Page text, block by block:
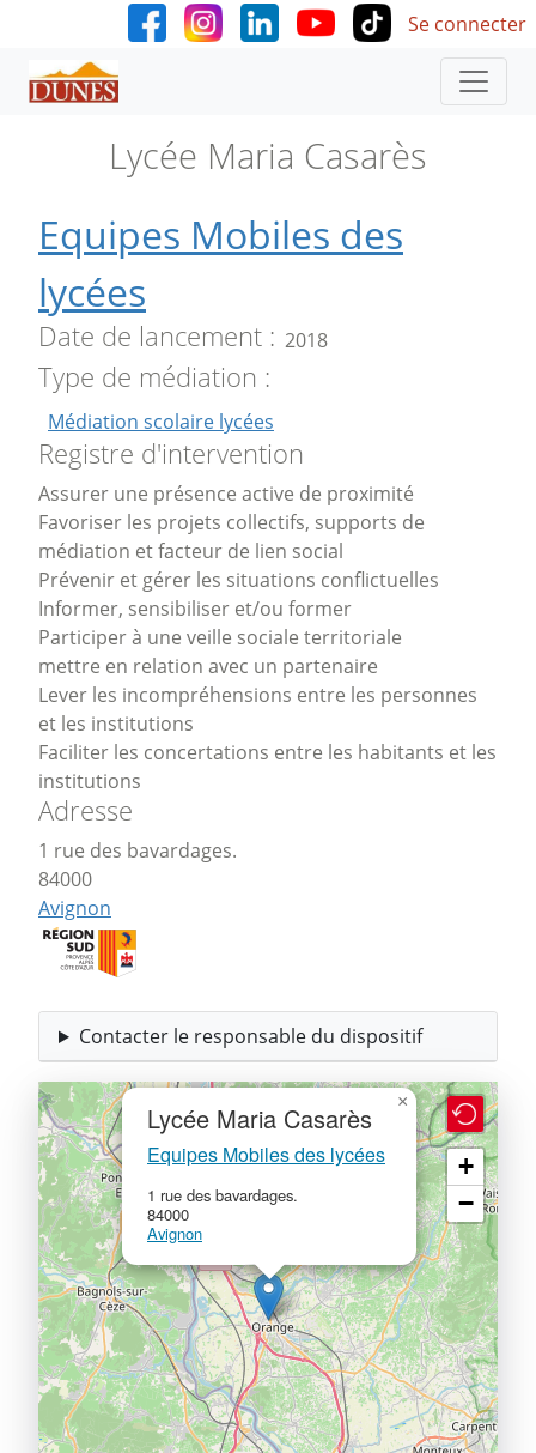
Aller au contenu principal User
Se connecter
Lycée Maria Casarès
Equipes Mobiles des
lycées
Date de lancement 2018
Type de médiation
Médiation scolaire lycées
Registre d'intervention
Assurer une présence active de proximité
Favoriser les projets collectifs, supports de
médiation et facteur de lien social
Prévenir et gérer les situations conflictuelles
Informer, sensibiliser et/ou former
Participer à une veille sociale territoriale
mettre en relation avec un partenaire
Lever les incompréhensions entre les personnes
et les institutions
Faciliter les concertations entre les habitants et les
institutions
Adresse
1 rue des bavardages.
84000
Avignon
Contacter le responsable du dispositif
Lycée Maria Casarès
Equipes Mobiles des lycées
1 rue des bavardages.
84000
Avignon
×
+
−